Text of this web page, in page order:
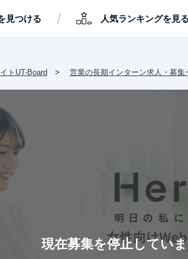
見つける / 人気ランキングを見る
トUT-Board 営業の長期インターン求人・募集
現在募集を停止してい